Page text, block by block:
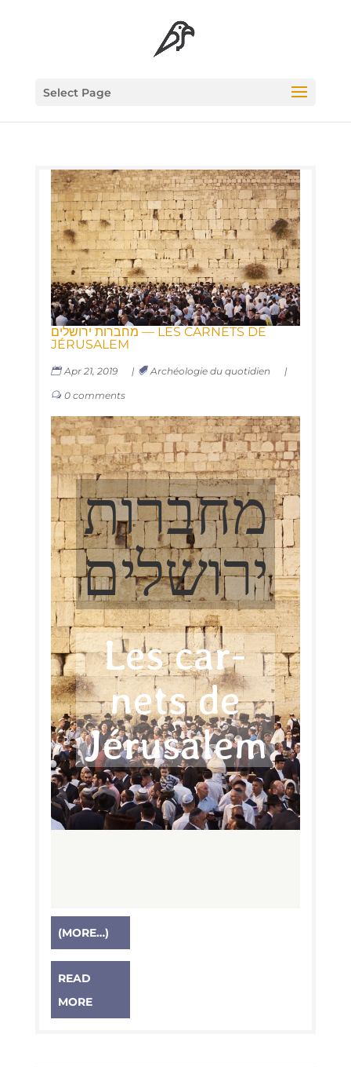
Select Page
מחברות ירושלים — LES CAR­NETS DE
JÉRUSALEM
Apr 21, 2019 | Archéologie du quotidien |
0 comments
מחברות
ירושלים
Les car­
nets de
Jérusalem
(MORE…)
READ
MORE